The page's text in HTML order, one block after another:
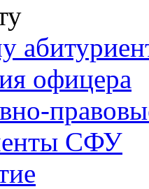
офицера
СФУ